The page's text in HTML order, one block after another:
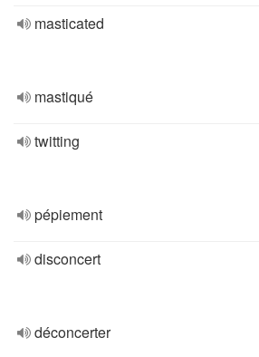
masticated
mastiqué
twitting
pépiement
disconcert
déconcerter